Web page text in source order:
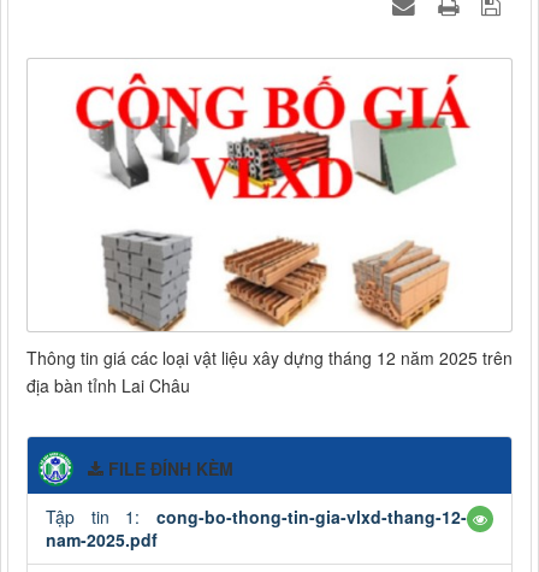
Thông tin giá các loại vật liệu xây dựng tháng 12 năm 2025 trên
địa bàn tỉnh Lai Châu
FILE ĐÍNH KÈM
Tập tin 1: cong-bo-thong-tin-gia-vlxd-thang-12-
nam-2025.pdf